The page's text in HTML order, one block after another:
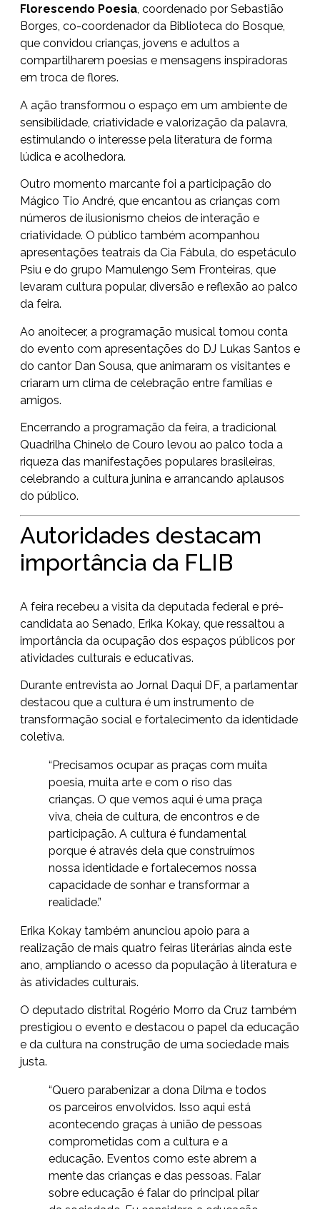
Florescendo Poesia, coordenado por Sebastião
Borges, co-coordenador da Biblioteca do Bosque,
que convidou crianças, jovens e adultos a
compartilharem poesias e mensagens inspiradoras
em troca de flores.
A ação transformou o espaço em um ambiente de
sensibilidade, criatividade e valorização da palavra,
estimulando o interesse pela literatura de forma
lúdica e acolhedora.
Outro momento marcante foi a participação do
Mágico Tio André, que encantou as crianças com
números de ilusionismo cheios de interação e
criatividade. O público também acompanhou
apresentações teatrais da Cia Fábula, do espetáculo
Psiu e do grupo Mamulengo Sem Fronteiras, que
levaram cultura popular, diversão e reflexão ao palco
da feira.
Ao anoitecer, a programação musical tomou conta
do evento com apresentações do DJ Lukas Santos e
do cantor Dan Sousa, que animaram os visitantes e
criaram um clima de celebração entre famílias e
amigos.
Encerrando a programação da feira, a tradicional
Quadrilha Chinelo de Couro levou ao palco toda a
riqueza das manifestações populares brasileiras,
celebrando a cultura junina e arrancando aplausos
do público.
Autoridades destacam
importância da FLIB
A feira recebeu a visita da deputada federal e pré-
candidata ao Senado, Erika Kokay, que ressaltou a
importância da ocupação dos espaços públicos por
atividades culturais e educativas.
Durante entrevista ao Jornal Daqui DF, a parlamentar
destacou que a cultura é um instrumento de
transformação social e fortalecimento da identidade
coletiva.
“Precisamos ocupar as praças com muita
poesia, muita arte e com o riso das
crianças. O que vemos aqui é uma praça
viva, cheia de cultura, de encontros e de
participação. A cultura é fundamental
porque é através dela que construímos
nossa identidade e fortalecemos nossa
capacidade de sonhar e transformar a
realidade.”
Erika Kokay também anunciou apoio para a
realização de mais quatro feiras literárias ainda este
ano, ampliando o acesso da população à literatura e
às atividades culturais.
O deputado distrital Rogério Morro da Cruz também
prestigiou o evento e destacou o papel da educação
e da cultura na construção de uma sociedade mais
justa.
“Quero parabenizar a dona Dilma e todos
os parceiros envolvidos. Isso aqui está
acontecendo graças à união de pessoas
comprometidas com a cultura e a
educação. Eventos como este abrem a
mente das crianças e das pessoas. Falar
sobre educação é falar do principal pilar